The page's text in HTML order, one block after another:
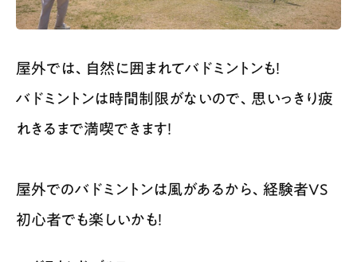
屋外では、自然に囲まれてバドミントンも！
バドミントンは時間制限がないので、思いっきり疲
れきるまで満喫できます！
屋外でのバドミントンは風があるから、経験者VS
初心者でも楽しいかも！